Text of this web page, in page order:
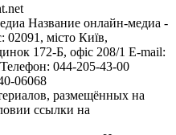
Название онлайн-медиа -
02091, місто Київ,
172-Б, офіс 208/1 E-mail:
Телефон: 044-205-43-00
06068
размещённых на
ссылки на